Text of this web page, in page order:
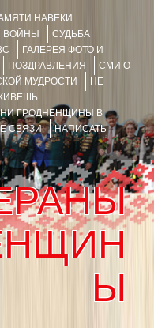
НАВЕКИ
ВОЙНЫ
СУДЬБА
ГАЛЕРЕЯ ФОТО И
ПОЗДРАВЛЕНИЯ
СМИ О
МУДРОСТИ
НЕ
ГРОДНЕНЩИНЫ В
СВЯЗИ
НАПИСАТЬ
Ы